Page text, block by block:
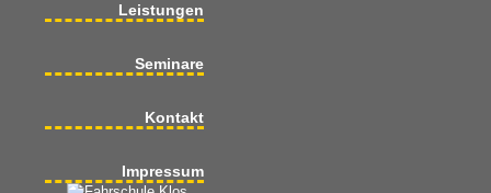
Leistungen
Seminare
Kontakt
Impressum